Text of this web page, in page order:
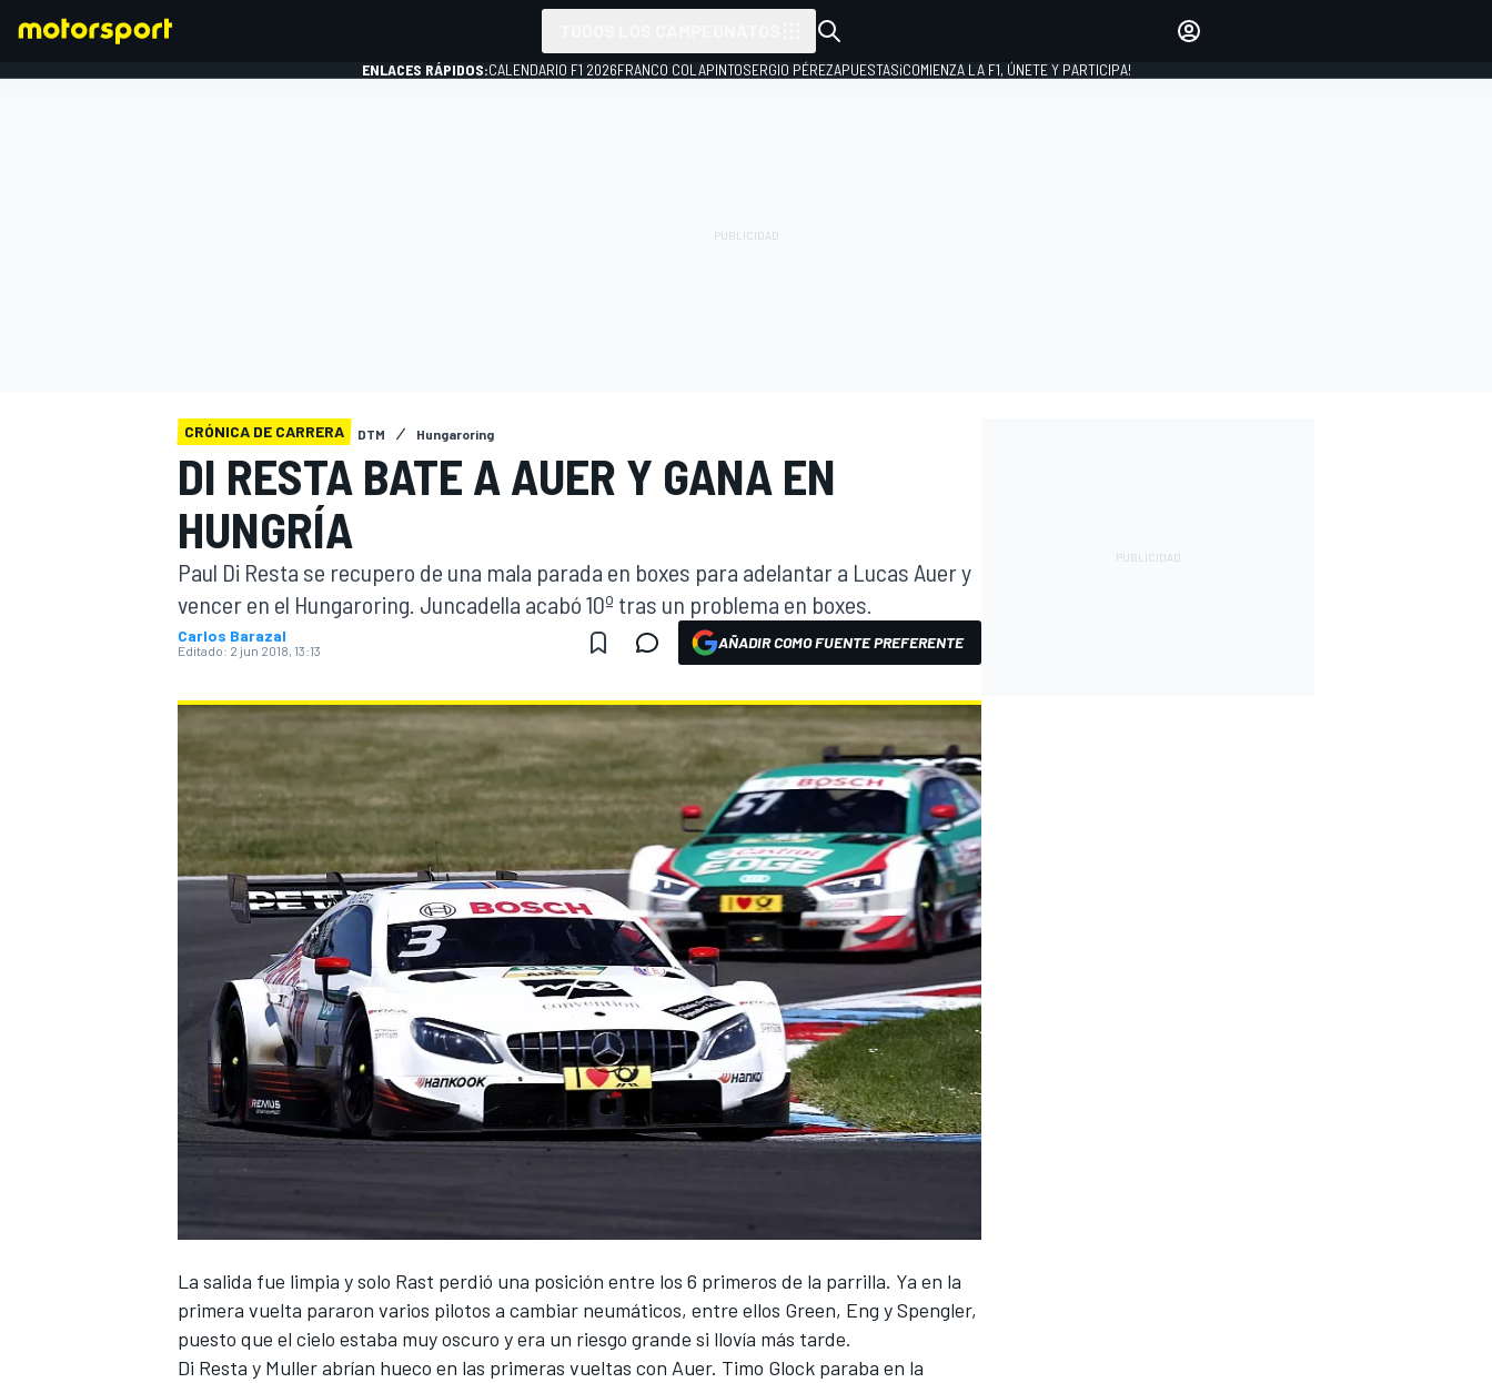
INDYCAR
MOTOGP
INICIAR SESIÓN
ENLACES RÁPIDOS:CALENDARIO F1 2026FRANCO COLAPINTOSERGIO PÉREZAPUESTAS¡COMIENZA LA F1, ÚNETE Y PARTICIPA!
CRÓNICA DE CARRERA DTM Hungaroring
DI RESTA BATE A AUER Y GANA EN
HUNGRÍA
Paul Di Resta se recupero de una mala parada en boxes para adelantar a Lucas Auer y
vencer en el Hungaroring. Juncadella acabó 10º tras un problema en boxes.
Carlos Barazal
Editado: 2 jun 2018, 13:13 AÑADIR COMO FUENTE PREFERENTE
La salida fue limpia y solo Rast perdió una posición entre los 6 primeros de la parrilla. Ya en la
primera vuelta pararon varios pilotos a cambiar neumáticos, entre ellos Green, Eng y Spengler,
puesto que el cielo estaba muy oscuro y era un riesgo grande si llovía más tarde.
Di Resta y Muller abrían hueco en las primeras vueltas con Auer. Timo Glock paraba en la